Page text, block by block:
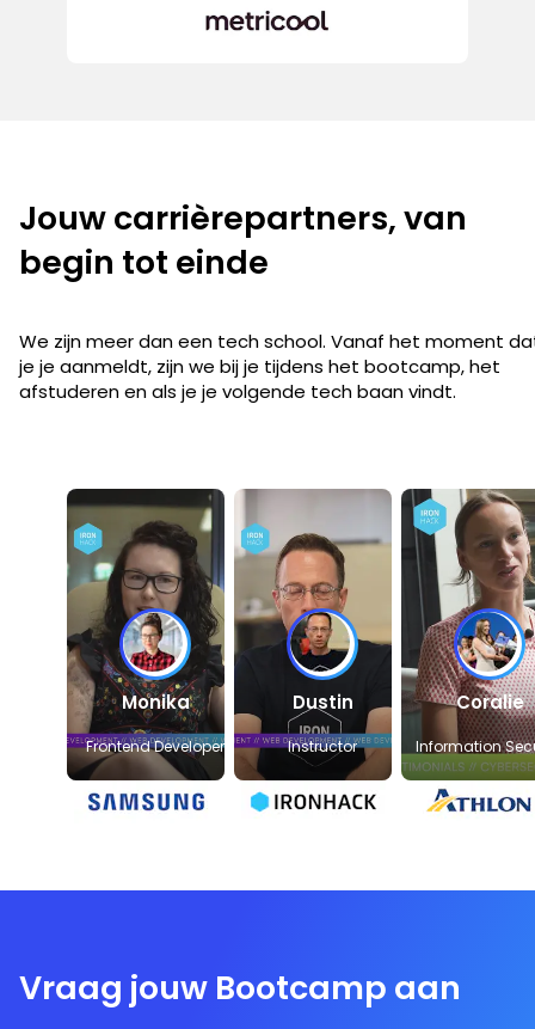
Jouw carrièrepartners, van
begin tot einde
We zijn meer dan een tech school. Vanaf het moment
je je aanmeldt, zijn we bij je tijdens het bootcamp, het
afstuderen en als je je volgende tech baan vindt.
Monika
Frontend Developer
Dustin
Instructor
Coralie
Information
Officer
Vraag jouw Bootcamp aan